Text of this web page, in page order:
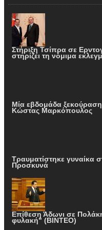
Στήριξη Τσίπρα σε
στηρίζει τη νόμιμα
Μία εβδομάδα
Κώστας Μαρκόπουλος
Τραυματίστηκε γυναίκα
Προσκυνά
Επίθεση Άδωνι σε
φυλακή" (ΒΙΝΤΕΟ)